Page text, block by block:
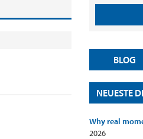
BLOG
NEUESTE
Why real
2026